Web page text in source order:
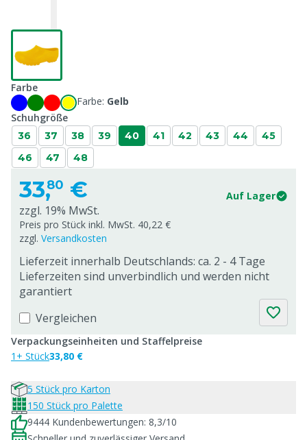
Farbe
Farbe: Gelb
Schuhgröße
36 37 38 39 40 41 42 43 44
45
46
47 48
33,80 € Auf Lager
zzgl. 19% MwSt.
Preis pro Stück inkl. MwSt. 40,22 €
zzgl. Versandkosten
Lieferzeit innerhalb Deutschlands: ca. 2 - 4 Tage
Lieferzeiten sind unverbindlich und werden nicht
garantiert
Vergleichen
Verpackungseinheiten und Staffelpreise
1+ Stück33,80 €
5 Stück pro Karton
150 Stück pro Palette
9444 Kundenbewertungen: 8,3/10